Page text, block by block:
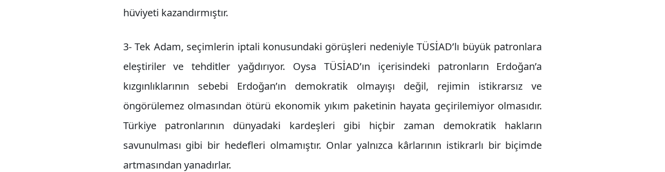
hüviyeti kazandırmıştır.
3- Tek Adam, seçimlerin iptali konusundaki görüşleri nedeniyle TÜSİAD’lı büyük patronlara
eleştiriler ve tehditler yağdırıyor. Oysa TÜSİAD’ın içerisindeki patronların Erdoğan’a
kızgınlıklarının sebebi Erdoğan’ın demokratik olmayışı değil, rejimin istikrarsız ve
öngörülemez olmasından ötürü ekonomik yıkım paketinin hayata geçirilemiyor olmasıdır.
Türkiye patronlarının dünyadaki kardeşleri gibi hiçbir zaman demokratik hakların
savunulması gibi bir hedefleri olmamıştır. Onlar yalnızca kârlarının istikrarlı bir biçimde
artmasından yanadırlar.